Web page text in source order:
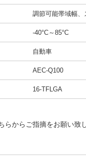
調節可能帯域幅
-40°C～85°C
自動車
AEC-Q100
16-TFLGA
からご指摘をお願い致し